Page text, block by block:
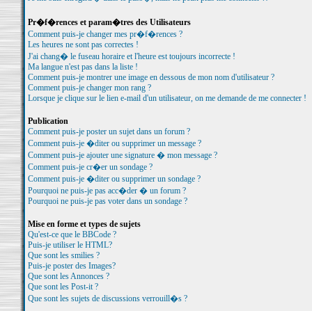
Pr�f�rences et param�tres des Utilisateurs
Comment puis-je changer mes pr�f�rences ?
Les heures ne sont pas correctes !
J'ai chang� le fuseau horaire et l'heure est toujours incorrecte !
Ma langue n'est pas dans la liste !
Comment puis-je montrer une image en dessous de mon nom d'utilisateur ?
Comment puis-je changer mon rang ?
Lorsque je clique sur le lien e-mail d'un utilisateur, on me demande de me connecter !
Publication
Comment puis-je poster un sujet dans un forum ?
Comment puis-je �diter ou supprimer un message ?
Comment puis-je ajouter une signature � mon message ?
Comment puis-je cr�er un sondage ?
Comment puis-je �diter ou supprimer un sondage ?
Pourquoi ne puis-je pas acc�der � un forum ?
Pourquoi ne puis-je pas voter dans un sondage ?
Mise en forme et types de sujets
Qu'est-ce que le BBCode ?
Puis-je utiliser le HTML?
Que sont les smilies ?
Puis-je poster des Images?
Que sont les Annonces ?
Que sont les Post-it ?
Que sont les sujets de discussions verrouill�s ?